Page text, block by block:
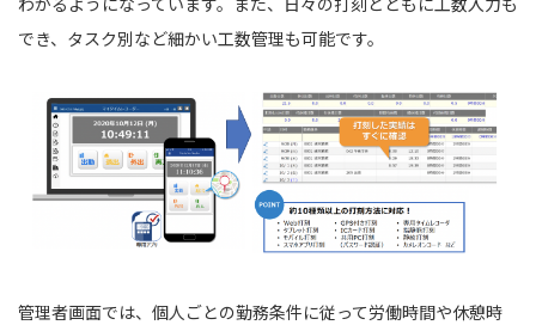
でき、タスク別など細かい工数管理も可能です。
管理者画面では、個人ごとの勤務条件に従って労働時間や休憩時